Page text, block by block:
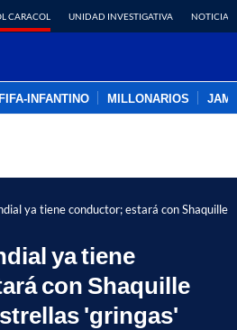
CARACOL UNIDAD INVESTIGATIVA NOTICIAS
INFANTINO MILLONARIOS
ya tiene conductor; estará con Shaquille
ya tiene
con Shaquille
'gringas'